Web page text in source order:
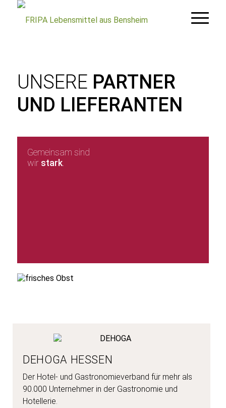
UNSERE PARTNER
UND LIEFER­ANTEN
Gemeinsam sind
wir stark.
DEHOGA HESSEN
Der Hotel- und Gastronomieverband für mehr als
90.000 Unternehmer in der Gastronomie und
Hotellerie.